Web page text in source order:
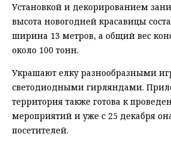
Установкой и декорированием
высота новогодней красавицы
ширина 13 метров, а общий вес
около 100 тонн.
Украшают елку разнообразными
светодиодными гирляндами.
территория также готова к
мероприятий и уже с 25 декабря
посетителей.